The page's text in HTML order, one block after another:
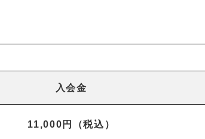
入会金
11,000円（税込）